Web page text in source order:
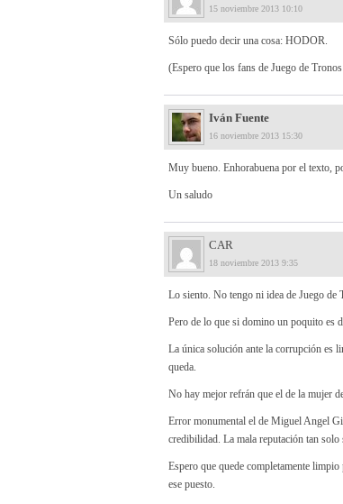
15 noviembre 2013 10:10
Sólo puedo decir una cosa: HODOR.
(Espero que los fans de Juego de
Iván Fuente
16 noviembre 2013 15:30
Muy bueno. Enhorabuena por el texto,
Un saludo
CAR
18 noviembre 2013 9:35
Lo siento. No tengo ni idea de Juego de
Pero de lo que si domino un poquito es
La única solución ante la corrupción es
queda.
No hay mejor refrán que el de la mujer
Error monumental el de Miguel Angel
credibilidad. La mala reputación tan
Espero que quede completamente
ese puesto.